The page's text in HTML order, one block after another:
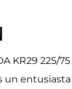
KR29 225/
un